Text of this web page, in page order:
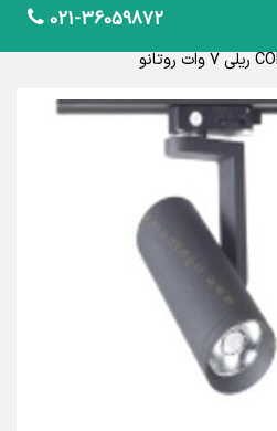
021-36059872